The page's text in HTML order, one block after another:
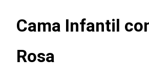
Cama Infantil
Rosa